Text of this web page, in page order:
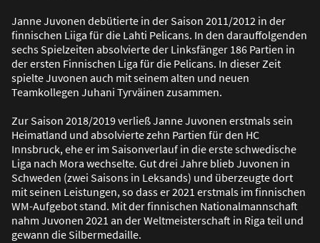
Janne Juvonen debütierte in der Saison 2011/2012 in der
finnischen Liiga für die Lahti Pelicans. In den darauffolgenden
sechs Spielzeiten absolvierte der Linksfänger 186 Partien in
der ersten Finnischen Liga für die Pelicans. In dieser Zeit
spielte Juvonen auch mit seinem alten und neuen
Teamkollegen Juhani Tyrväinen zusammen.
Zur Saison 2018/2019 verließJanne Juvonen erstmals sein
Heimatland und absolvierte zehn Partien für den HC
Innsbruck, ehe er im Saisonverlauf in die erste schwedische
Liga nach Mora wechselte. Gut drei Jahre blieb Juvonen in
Schweden (zwei Saisons in Leksands) und überzeugte dort
mit seinen Leistungen, so dass er 2021 erstmals im finnischen
WM-Aufgebot stand. Mit der finnischen Nationalmannschaft
nahm Juvonen 2021 an der Weltmeisterschaft in Riga teil und
gewann die Silbermedaille.